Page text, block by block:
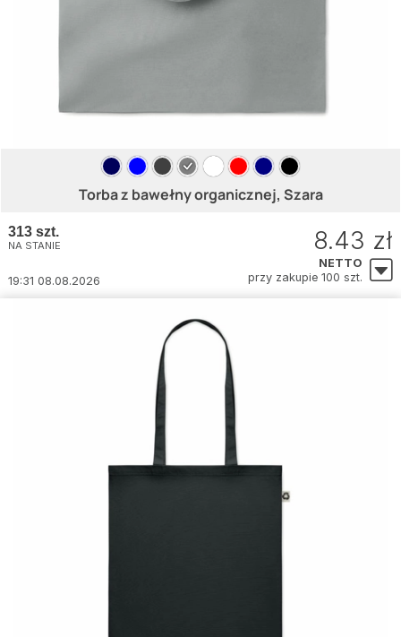
Torba z bawełny organicznej, Szara
313 szt.
NA STANIE
19:31 08.08.2026
8.43 zł
NETTO
przy zakupie 100 szt.